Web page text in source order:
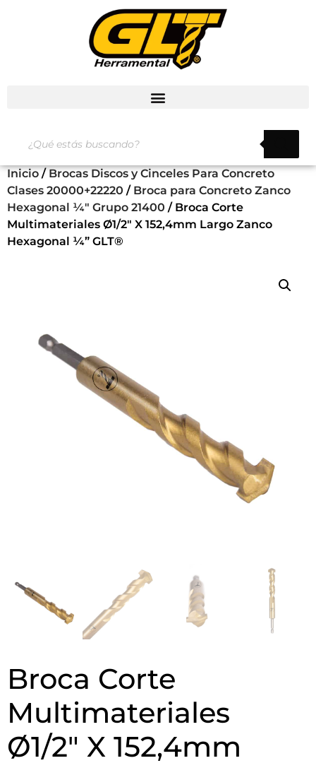
Inicio / Brocas Discos y Cinceles Para Concreto
Clases 20000+22220 / Broca para Concreto Zanco
Hexagonal ¼" Grupo 21400 / Broca Corte
Multimateriales Ø1/2″ X 152,4mm Largo Zanco
Hexagonal ¼” GLT®
Broca Corte
Multimateriales
Ø1/2″ X 152,4mm